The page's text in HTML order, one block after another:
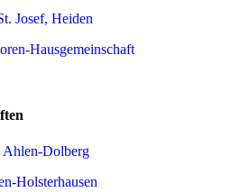
Josef, Heiden
Hausgemeinschaft
Ahlen-Dolberg
Holsterhausen